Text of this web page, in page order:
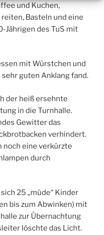
und Kuchen,
Basteln und eine
Jährigen des TuS mit
mit Würstchen und
guten Anklang fand.
der heiß ersehnte
in die Turnhalle.
Gewitter das
verhindert.
noch eine verkürzte
durch
25 „müde“ Kinder
bis zum Abwinken) mit
zur Übernachtung
löschte das Licht.